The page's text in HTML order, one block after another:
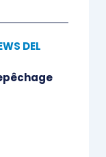
DEL